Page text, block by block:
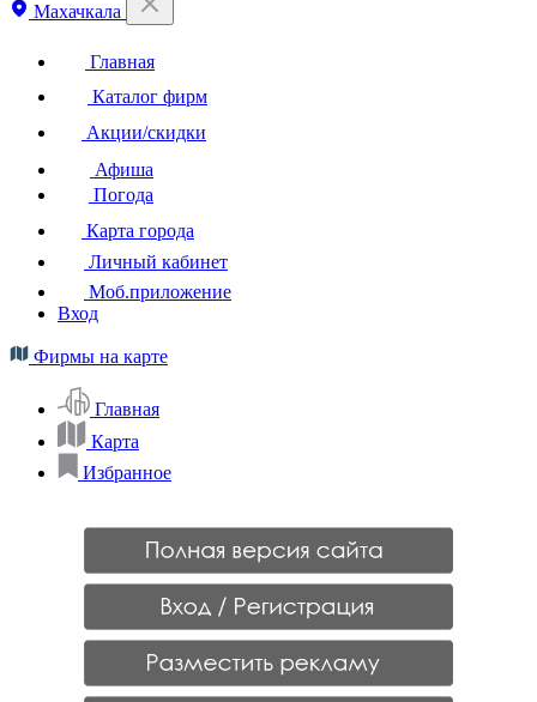
Махачкала
Главная
Каталог фирм
Акции/скидки
Афиша
Погода
Карта города
Личный кабинет
Моб.приложение
Вход
Фирмы на карте
Главная
Карта
Избранное